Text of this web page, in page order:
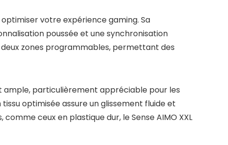
votre expérience gaming. Sa
poussée et une synchronisation
zones programmables, permettant des
ample, particulièrement appréciable pour les
optimisée assure un glissement fluide et
ceux en plastique dur, le Sense AIMO XXL